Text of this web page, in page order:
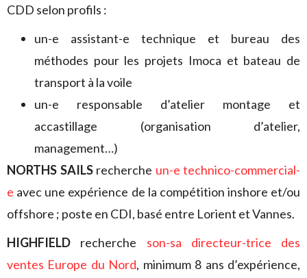
CDD selon profils :
un-e assistant-e technique et bureau des
méthodes pour les projets Imoca et bateau de
transport à la voile
un-e responsable d’atelier montage et
accastillage (organisation d’atelier,
management…)
NORTHS SAILS recherche un-e technico-commercial-
e avec une expérience de la compétition inshore et/ou
offshore ; poste en CDI, basé entre Lorient et Vannes.
HIGHFIELD recherche son-sa directeur-trice des
ventes Europe du Nord, minimum 8 ans d’expérience,